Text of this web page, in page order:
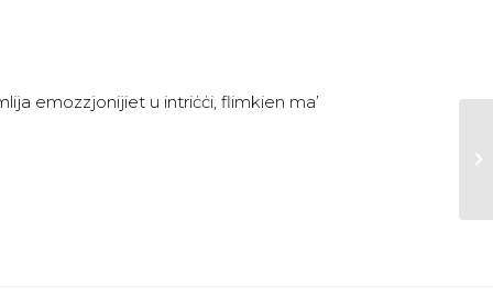
emozzjonijiet u intriċċi, flimkien ma’